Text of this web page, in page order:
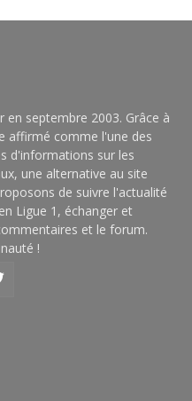
en septembre 2003. Grâce à
affirmé comme l'une des
d'informations sur les
une alternative au site
de suivre l'actualité
Ligue 1, échanger et
et le forum.
!